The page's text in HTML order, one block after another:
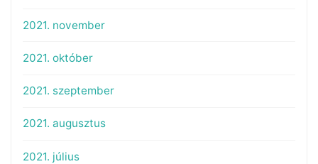
2021. november
2021. október
2021. szeptember
2021. augusztus
2021. július